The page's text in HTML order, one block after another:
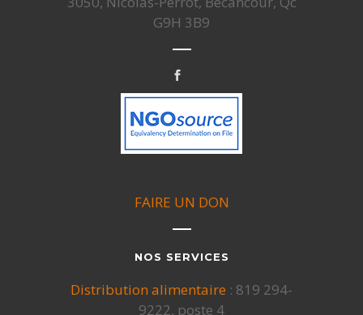
G9H 3B9
FAIRE UN DON
NOS SERVICES
Distribution alimentaire : 819 294-
9222, poste 4